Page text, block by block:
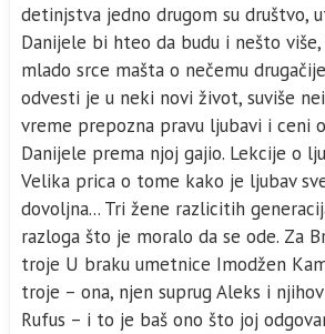
detinjstva jedno drugom su društvo,
Danijele bi hteo da budu i nešto
mlado srce mašta o nečemu
odvesti je u neki novi život, suviše
vreme prepozna pravu ljubavi i ceni
Danijele prema njoj gajio. Lekcije o
Velika prica o tome kako je ljubav
dovoljna... Tri žene razlicitih
razloga što je moralo da se ode. Za
troje U braku umetnice Imodžen
troje – ona, njen suprug Aleks i
Rufus – i to je baš ono što joj